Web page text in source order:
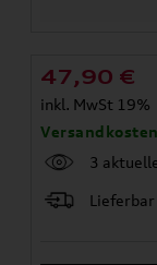
47,90 €
inkl. MwSt 19%
3